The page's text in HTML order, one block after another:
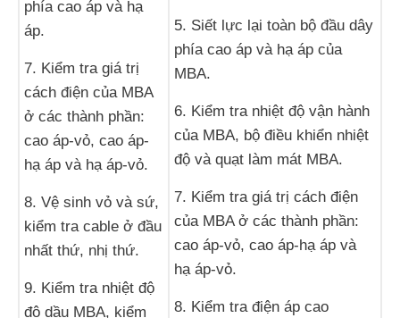
phía cao áp và hạ
áp.
7. Kiểm tra giá trị
cách điện của MBA
ở các thành phần:
cao áp-vỏ, cao áp-
hạ áp và hạ áp-vỏ.
8. Vệ sinh vỏ và sứ,
kiểm tra cable ở đầu
nhất thứ, nhị thứ.
9. Kiểm tra nhiệt độ
độ dầu MBA, kiểm
5. Siết lực lại toàn bộ đầu dây
phía cao áp và hạ áp của
MBA.
6. Kiểm tra nhiệt độ vận hành
của MBA, bộ điều khiển nhiệt
độ và quạt làm mát MBA.
7. Kiểm tra giá trị cách điện
của MBA ở các thành phần:
cao áp-vỏ, cao áp-hạ áp và
hạ áp-vỏ.
8. Kiểm tra điện áp cao